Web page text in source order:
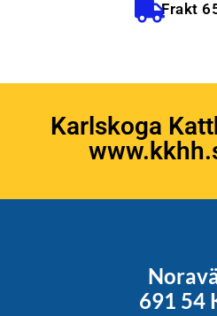
Frakt
Karlskoga
691 54